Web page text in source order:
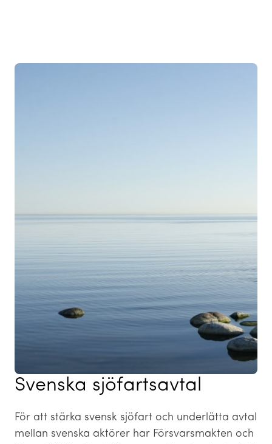
Svenska sjöfartsavtal
För att stärka svensk sjöfart och underlätta avtal
mellan svenska aktörer har Försvarsmakten och